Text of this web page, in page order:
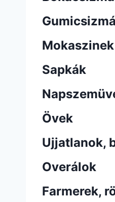
Mokaszinek
Sapkák
Övek
Ujjatlanok,
Overálok
Farmerek,